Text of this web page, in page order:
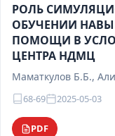
РОЛЬ
ОБУЧЕНИИ
ПОМОЩИ В
ЦЕНТРА НДМЦ
Маматкулов Б.Б.,
68-69 2025-05-03
PDF